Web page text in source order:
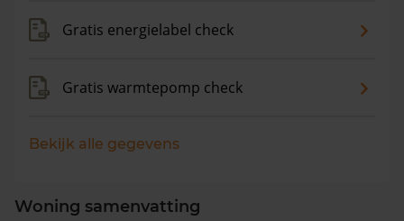
Gratis energielabel check
Gratis warmtepomp check
Bekijk alle gegevens
Woning samenvatting